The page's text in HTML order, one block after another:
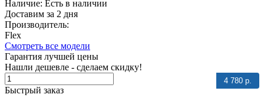
Наличие: Есть в наличии
Доставим за 2 дня
Производитель:
Flex
Смотреть все модели
Гарантия лучшей цены
Нашли дешевле - сделаем скидку!
4 780 р.
Быстрый заказ